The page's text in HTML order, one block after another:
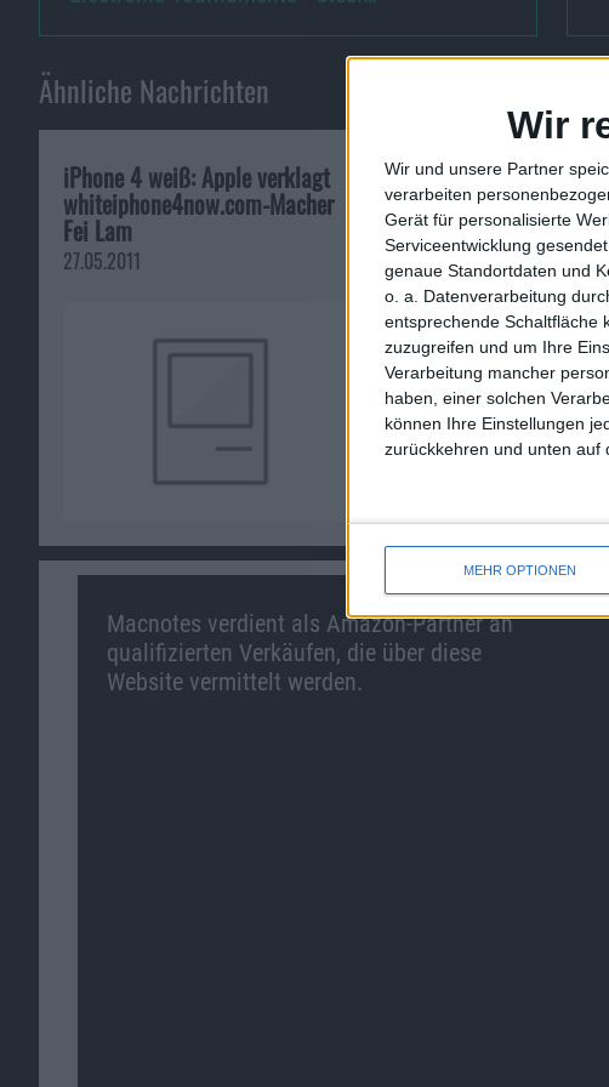
Wir
Wir und unsere Partner
verarbeiten
Gerät für personalisierte
Serviceentwicklung gesendet
genaue Standortdaten und
o. a. Datenverarbeitung
entsprechende Schaltfläche
zuzugreifen und um Ihre
Verarbeitung mancher
haben, einer solchen
können Ihre Einstellungen
zurückkehren und unten auf
MEHR OPTIONEN
Ähnliche Nachrichten
iPhone 4 weiß: Apple verklagt
whiteiphone4now.com-Macher
Fei Lam
27.05.2011
Test: Case-Mate Hula
4: Schöner Bumper,
Verarbeitung
10.06.2011
Macnotes verdient als Amazon-Partner an
qualifizierten Verkäufen, die über diese
Website vermittelt werden.